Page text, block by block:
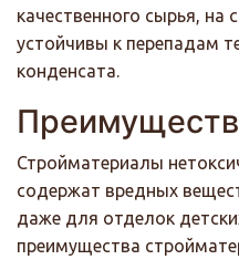
качественного сырья, на
устойчивы к перепадам
конденсата.
Стройматериалы
содержат вредных
даже для отделок
преимущества